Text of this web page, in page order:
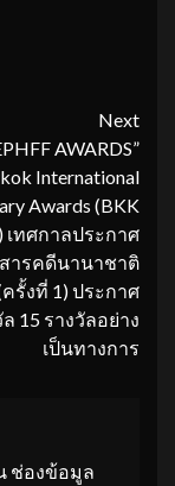
Next
AWARDS”
International
Awards (BKK
เทศกาลประกาศ
ารคดีนานาชาติ
ครั้งที่ 1) ประกาศ
15 รางวัลอย่าง
เป็นทางการ
ช่องข้อมูล